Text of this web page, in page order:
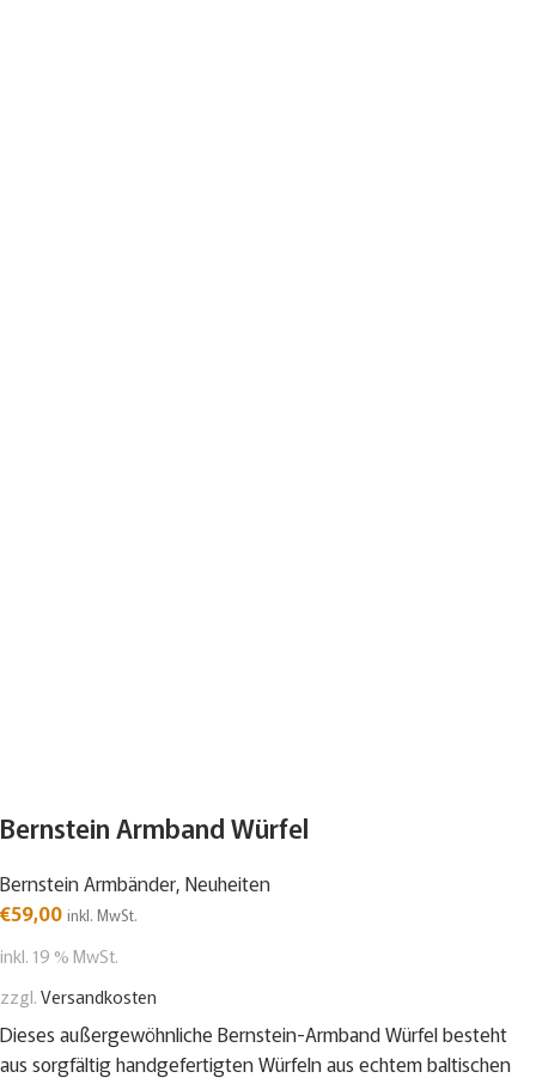
Bernstein Armband Würfel
Bernstein Armbänder, Neuheiten
€59,00 inkl. MwSt.
inkl. 19 % MwSt.
zzgl.Versandkosten
Dieses außergewöhnliche Bernstein-Armband Würfel besteht
aus sorgfältig handgefertigten Würfeln aus echtem baltischen